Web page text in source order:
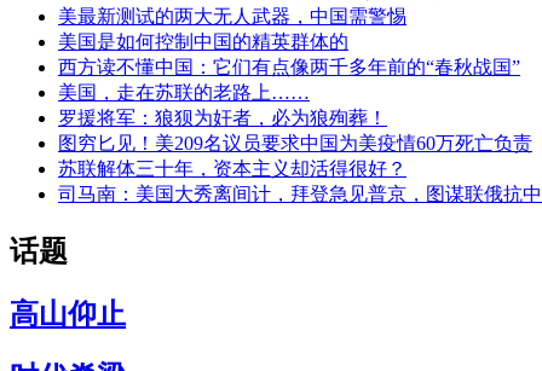
美最新测试的两大无人武器，中国需警惕
美国是如何控制中国的精英群体的
西方读不懂中国：它们有点像两千多年前的“春秋战国”
美国，走在苏联的老路上……
罗援将军：狼狈为奸者，必为狼殉葬！
图穷匕见！美209名议员要求中国为美疫情60万死亡负责
苏联解体三十年，资本主义却活得很好？
司马南：美国大秀离间计，拜登急见普京，图谋联俄抗
话题
高山仰止